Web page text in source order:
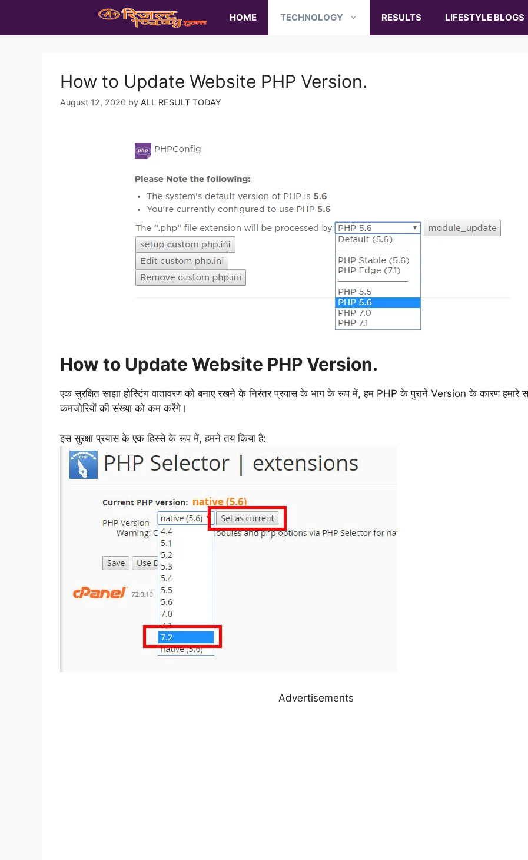
content
HOME TECHNOLOGY RESULTS LIFESTYLE BLOGS
How to Update Website PHP Version.
August 12, 2020 by ALL RESULT TODAY
How to Update Website PHP Version.
एक सुरक्षित साझा होस्टिंग वातावरण को बनाए रखने के निरंतर प्रयास के भाग के रूप में, हम PHP के पुराने Version के कारण हमारे
कमजोरियों की संख्या को कम करेंगे।
इस सुरक्षा प्रयास के एक हिस्से के रूप में, हमने तय किया है:
Advertisements